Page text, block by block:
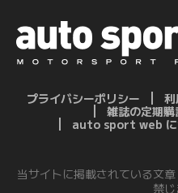
プライバシーポリシー
雑誌の定期購
auto sport web に
当サイトに掲載されている文
禁じ